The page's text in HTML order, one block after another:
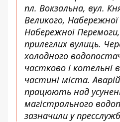
пл. Вокзальна, вул.
Великого, Набережної
Набережної
прилеглих вулиць.
холодного
частково і котельні
частині міста.
працюють над
магістрального
зазначили у